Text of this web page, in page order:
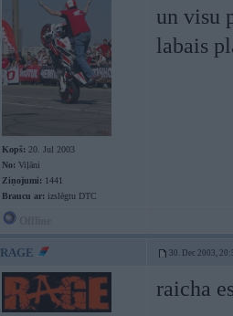
Kopš: 20. Jul 2003
No: Viļāni
Ziņojumi: 1441
Braucu ar: izslēgtu DTC
un visu
labais
RAGE 30. Dec 2003,
raicha